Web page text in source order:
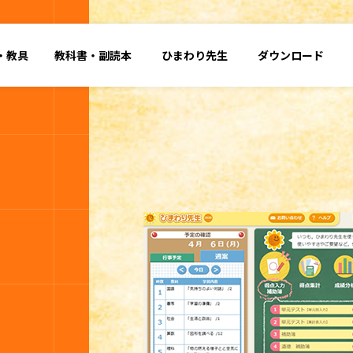
教具 教科書・ 副読本 ひまわり先生 ダウンロード